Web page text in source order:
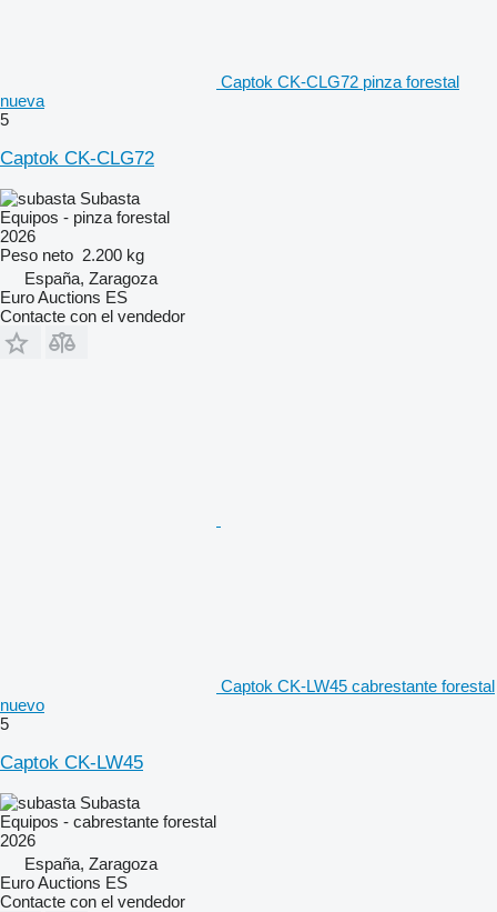
Captok CK-CLG72 pinza forestal
nueva
5
Captok CK-CLG72
Subasta
Equipos - pinza forestal
2026
Peso neto 2.200 kg
España, Zaragoza
Euro Auctions ES
Contacte con el vendedor
Captok CK-LW45 cabrestante forestal
nuevo
5
Captok CK-LW45
Subasta
Equipos - cabrestante forestal
2026
España, Zaragoza
Euro Auctions ES
Contacte con el vendedor